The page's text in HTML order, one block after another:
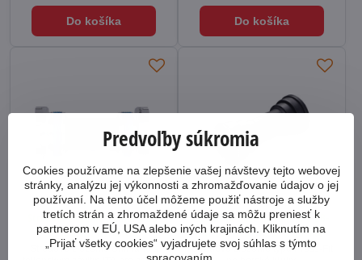
Do košíka Do košíka
Stredové zloženie Shimano BB-
RS501 HTII ITA cestné
Stredové zloženie Shimano s
Stredové zloženie Shimano BB-
MT500 HTII Press-Fit horské
Stredové zloženie typu Press-Fit
Predvoľby súkromia
Cookies používame na zlepšenie vašej návštevy tejto webovej
stránky, analýzu jej výkonnosti a zhromažďovanie údajov o jej
používaní. Na tento účel môžeme použiť nástroje a služby
tretích strán a zhromaždené údaje sa môžu preniesť k
partnerom v EÚ, USA alebo iných krajinách. Kliknutím na
„Prijať všetky cookies“ vyjadrujete svoj súhlas s týmto
spracovaním.